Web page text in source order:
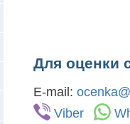
Для оценки
E-mail:
Viber